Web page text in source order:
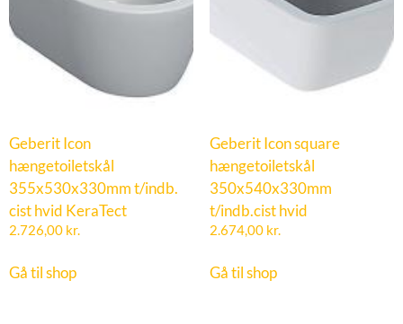
Geberit Icon
hængetoiletskål
355x530x330mm t/indb.
cist hvid KeraTect
2.726,00 kr.
Gå til shop
Geberit Icon square
hængetoiletskål
350x540x330mm
t/indb.cist hvid
2.674,00 kr.
Gå til shop